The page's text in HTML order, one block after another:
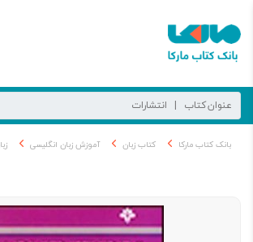
بانک کتاب مارکا کتاب زبان آموزش زبان انگلیسی